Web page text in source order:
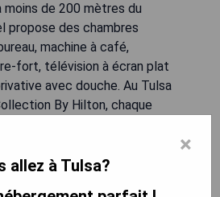
de 200 mètres du
propose des chambres
machine à café,
fort, télévision à écran plat
avec douche. Au Tulsa
By Hilton, chaque
ou à la carte sur place.
×
allez à Tulsa?